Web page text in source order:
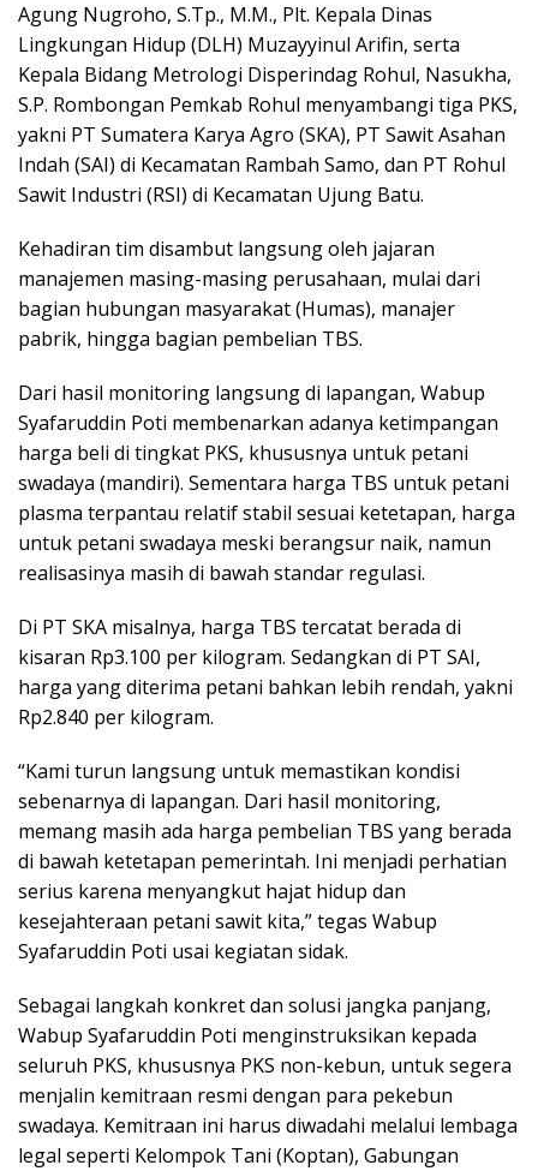
Agung Nugroho, S.Tp., M.M., Plt. Kepala Dinas
Lingkungan Hidup (DLH) Muzayyinul Arifin, serta
Kepala Bidang Metrologi Disperindag Rohul, Nasukha,
S.P. Rombongan Pemkab Rohul menyambangi tiga PKS,
yakni PT Sumatera Karya Agro (SKA), PT Sawit Asahan
Indah (SAI) di Kecamatan Rambah Samo, dan PT Rohul
Sawit Industri (RSI) di Kecamatan Ujung Batu.
Kehadiran tim disambut langsung oleh jajaran
manajemen masing-masing perusahaan, mulai dari
bagian hubungan masyarakat (Humas), manajer
pabrik, hingga bagian pembelian TBS.
Dari hasil monitoring langsung di lapangan, Wabup
Syafaruddin Poti membenarkan adanya ketimpangan
harga beli di tingkat PKS, khususnya untuk petani
swadaya (mandiri). Sementara harga TBS untuk petani
plasma terpantau relatif stabil sesuai ketetapan, harga
untuk petani swadaya meski berangsur naik, namun
realisasinya masih di bawah standar regulasi.
Di PT SKA misalnya, harga TBS tercatat berada di
kisaran Rp3.100 per kilogram. Sedangkan di PT SAI,
harga yang diterima petani bahkan lebih rendah, yakni
Rp2.840 per kilogram.
“Kami turun langsung untuk memastikan kondisi
sebenarnya di lapangan. Dari hasil monitoring,
memang masih ada harga pembelian TBS yang berada
di bawah ketetapan pemerintah. Ini menjadi perhatian
serius karena menyangkut hajat hidup dan
kesejahteraan petani sawit kita,” tegas Wabup
Syafaruddin Poti usai kegiatan sidak.
Sebagai langkah konkret dan solusi jangka panjang,
Wabup Syafaruddin Poti menginstruksikan kepada
seluruh PKS, khususnya PKS non-kebun, untuk segera
menjalin kemitraan resmi dengan para pekebun
swadaya. Kemitraan ini harus diwadahi melalui lembaga
legal seperti Kelompok Tani (Koptan), Gabungan